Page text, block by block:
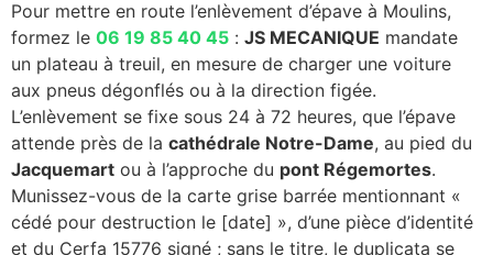
Pour mettre en route l’enlèvement d’épave à Moulins,
formez le 06 19 85 40 45 : JS MECANIQUE mandate
un plateau à treuil, en mesure de charger une voiture
aux pneus dégonflés ou à la direction figée.
L’enlèvement se fixe sous 24 à 72 heures, que l’épave
attende près de la cathédrale Notre-Dame, au pied du
Jacquemart ou à l’approche du pont Régemortes.
Munissez-vous de la carte grise barrée mentionnant «
cédé pour destruction le [date] », d’une pièce d’identité
et du Cerfa 15776 signé ; sans le titre, le duplicata se